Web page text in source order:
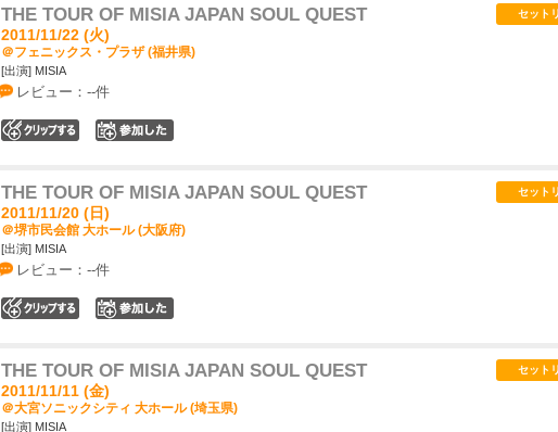
THE TOUR OF MISIA JAPAN SOUL QUEST
2011/11/22 (火)
＠フェニックス・プラザ (福井県)
[出演] MISIA
レビュー：--件
セット
THE TOUR OF MISIA JAPAN SOUL QUEST
2011/11/20 (日)
＠堺市民会館 大ホール (大阪府)
[出演] MISIA
レビュー：--件
セット
THE TOUR OF MISIA JAPAN SOUL QUEST
2011/11/11 (金)
＠大宮ソニックシティ 大ホール (埼玉県)
[出演] MISIA
セット